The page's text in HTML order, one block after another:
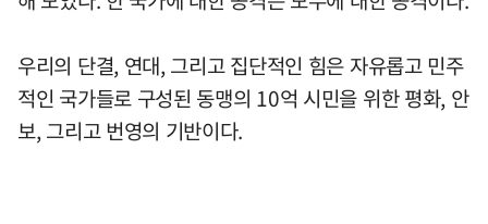
우리의 단결, 연대, 그리고 집단적인 힘은 자유롭고 민주
적인 국가들로 구성된 동맹의 10억 시민을 위한 평화, 안
보, 그리고 번영의 기반이다.